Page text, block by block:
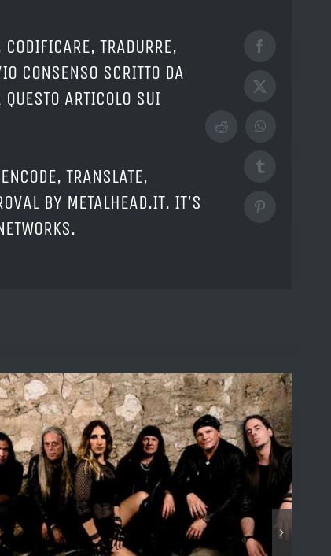
TRADURRE,
CONSENSO SCRITTO DA
ARTICOLO SUI
TRANSLATE,
BY METALHEAD.IT. IT'S
Facebook
X
RedditWhatsApp
Tumblr
Pinterest